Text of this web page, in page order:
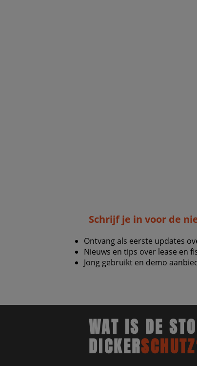
Schrijf je in voor de
Ontvang als eerste updates
Nieuws en tips over lease en
Jong gebruikt en demo
WAT IS DE
DICKER